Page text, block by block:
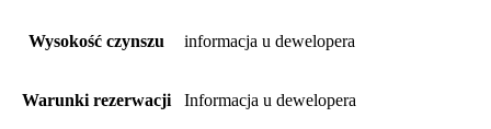
Wysokość czynszu informacja u dewelopera
Warunki rezerwacji Informacja u dewelopera